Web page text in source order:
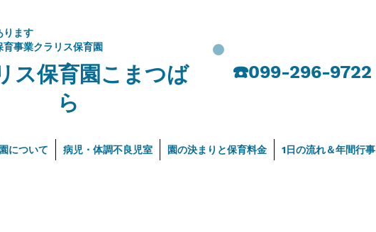
ります
事業クラリス保育園
ス保育園こまつば
ら
​☎️099-296-9722
園について 病児・体調不良児室 園の決まりと保育料金 1日の流れ＆年間行事